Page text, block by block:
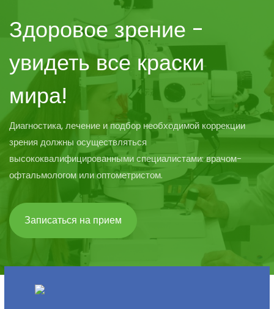
Здоровое зрение -
увидеть все краски
мира!
Диагностика, лечение и подбор необходимой коррекции
зрения должны осуществляться
высококвалифицированными специалистами: врачом-
офтальмологом или оптометристом.
Записаться на прием
Яндекс.Карты